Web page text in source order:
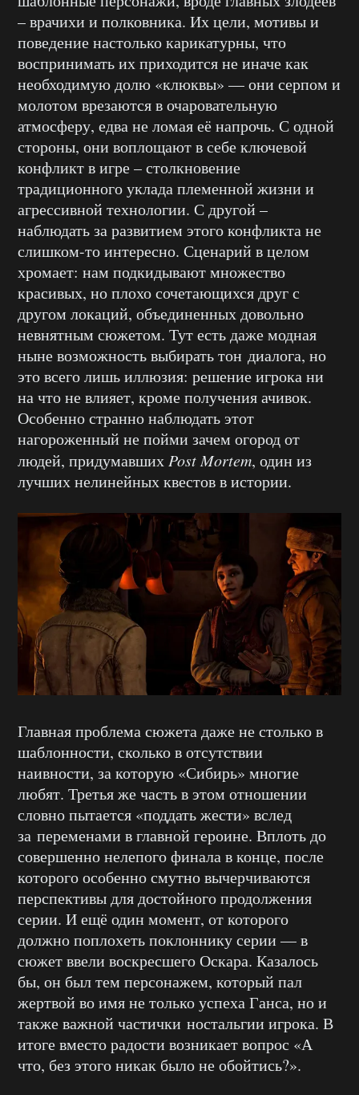
– врачихи и полковника. Их цели, мотивы и
поведение настолько карикатурны, что
воспринимать их приходится не иначе как
необходимую долю «клюквы» — они серпом и
молотом врезаются в очаровательную
атмосферу, едва не ломая её напрочь. С одной
стороны, они воплощают в себе ключевой
конфликт в игре – столкновение
традиционного уклада племенной жизни и
агрессивной технологии. С другой –
наблюдать за развитием этого конфликта не
слишком-то интересно. Сценарий в целом
хромает: нам подкидывают множество
красивых, но плохо сочетающихся друг с
другом локаций, объединенных довольно
невнятным сюжетом. Тут есть даже модная
ныне возможность выбирать тон диалога, но
это всего лишь иллюзия: решение игрока ни
на что не влияет, кроме получения ачивок.
Особенно странно наблюдать этот
нагороженный не пойми зачем огород от
людей, придумавших Post Mortem, один из
лучших нелинейных квестов в истории.
Главная проблема сюжета даже не столько в
шаблонности, сколько в отсутствии
наивности, за которую «Сибирь» многие
любят. Третья же часть в этом отношении
словно пытается «поддать жести» вслед
за переменами в главной героине. Вплоть до
совершенно нелепого финала в конце, после
которого особенно смутно вычерчиваются
перспективы для достойного продолжения
серии. И ещё один момент, от которого
должно поплохеть поклоннику серии — в
сюжет ввели воскресшего Оскара. Казалось
бы, он был тем персонажем, который пал
жертвой во имя не только успеха Ганса, но и
также важной частички ностальгии игрока. В
итоге вместо радости возникает вопрос «А
что, без этого никак было не обойтись?».